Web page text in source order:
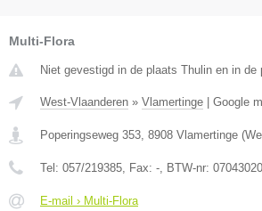
Multi-Flora
Niet gevestigd in de plaats Thulin en in de
West-Vlaanderen » Vlamertinge | Google
Poperingseweg 353 8908 Vlamertinge (
Tel: 057/219385 , Fax: - , BTW-nr:
E-mail › Multi-Flora